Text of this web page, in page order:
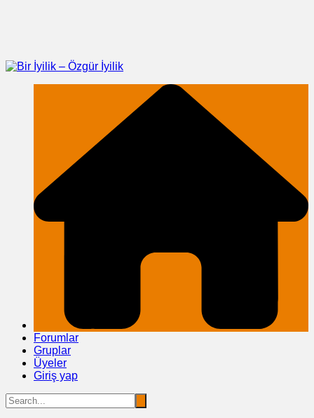
Forumlar
Gruplar
Üyeler
Giriş yap